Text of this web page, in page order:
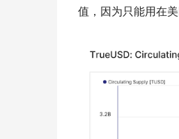
值，因为只能用在